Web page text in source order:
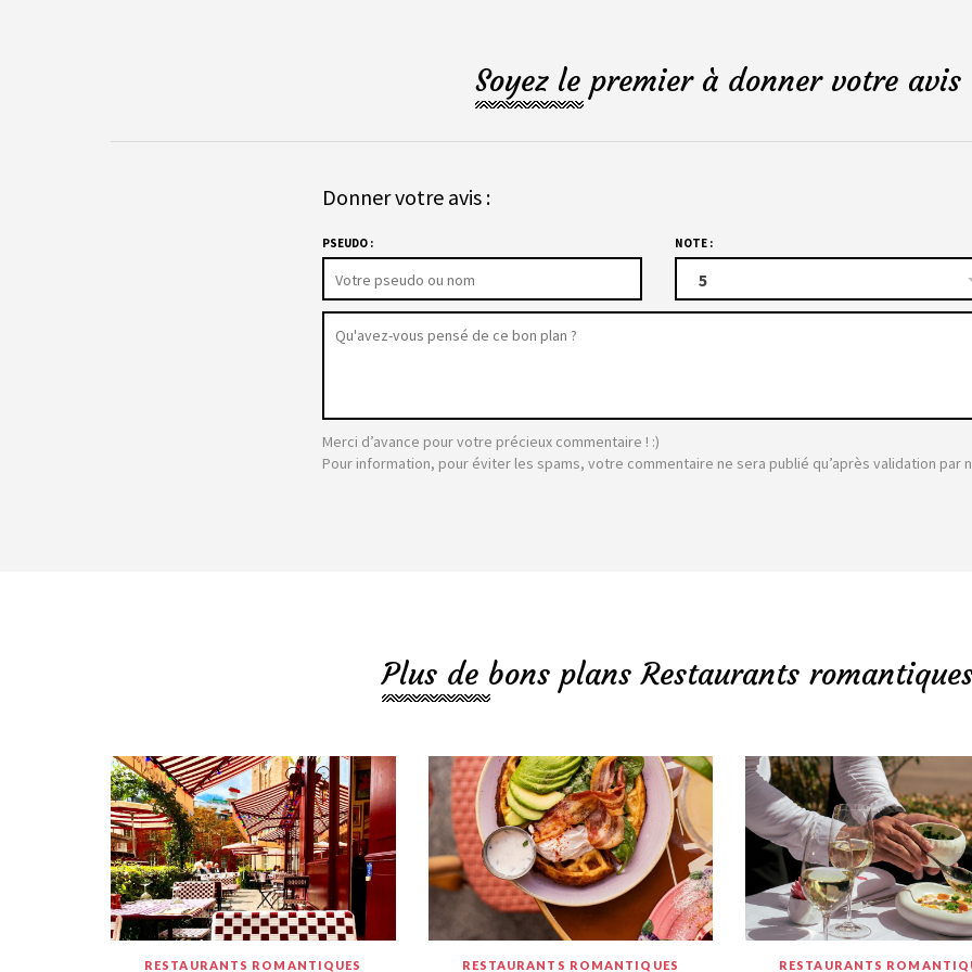
Soyez le premier à donner votre
Donner votre avis :
PSEUDO : NOTE :
5
Merci d’avance pour votre précieux commentaire ! :)
Pour information, pour éviter les spams, votre commentaire ne sera publié qu’après validation par
Plus de bons plans Restaurants
RESTAURANTS ROMANTIQUES RESTAURANTS ROMANTIQUES RESTAURANTS